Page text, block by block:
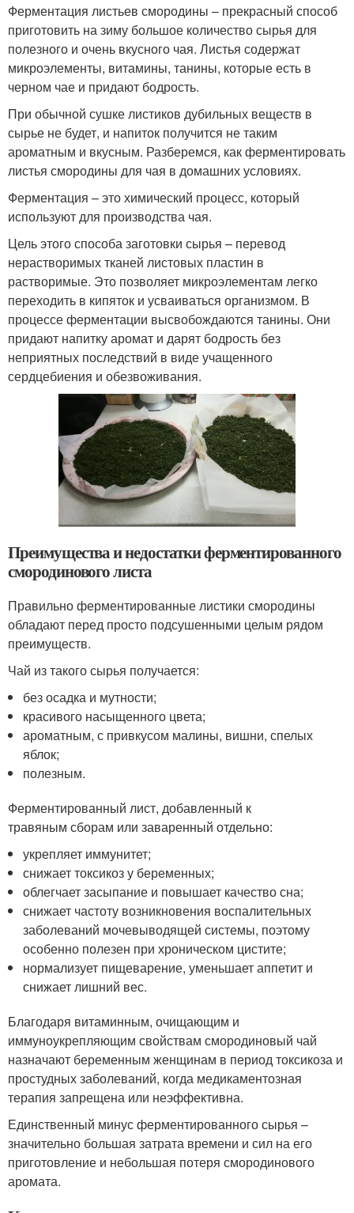
Ферментация листьев смородины – прекрасный способ
приготовить на зиму большое количество сырья для
полезного и очень вкусного чая. Листья содержат
микроэлементы, витамины, танины, которые есть в
черном чае и придают бодрость.
При обычной сушке листиков дубильных веществ в
сырье не будет, и напиток получится не таким
ароматным и вкусным. Разберемся, как ферментировать
листья смородины для чая в домашних условиях.
Ферментация – это химический процесс, который
используют для производства чая.
Цель этого способа заготовки сырья – перевод
нерастворимых тканей листовых пластин в
растворимые. Это позволяет микроэлементам легко
переходить в кипяток и усваиваться организмом. В
процессе ферментации высвобождаются танины. Они
придают напитку аромат и дарят бодрость без
неприятных последствий в виде учащенного
сердцебиения и обезвоживания.
Преимущества и недостатки ферментированного
смородинового листа
Правильно ферментированные листики смородины
обладают перед просто подсушенными целым рядом
преимуществ.
Чай из такого сырья получается:
без осадка и мутности;
красивого насыщенного цвета;
ароматным, с привкусом малины, вишни, спелых
яблок;
полезным.
Ферментированный лист, добавленный к
травяным сборам или заваренный отдельно:
укрепляет иммунитет;
снижает токсикоз у беременных;
облегчает засыпание и повышает качество сна;
снижает частоту возникновения воспалительных
заболеваний мочевыводящей системы, поэтому
особенно полезен при хроническом цистите;
нормализует пищеварение, уменьшает аппетит и
снижает лишний вес.
Благодаря витаминным, очищающим и
иммуноукрепляющим свойствам смородиновый чай
назначают беременным женщинам в период токсикоза и
простудных заболеваний, когда медикаментозная
терапия запрещена или неэффективна.
Единственный минус ферментированного сырья –
значительно большая затрата времени и сил на его
приготовление и небольшая потеря смородинового
аромата.